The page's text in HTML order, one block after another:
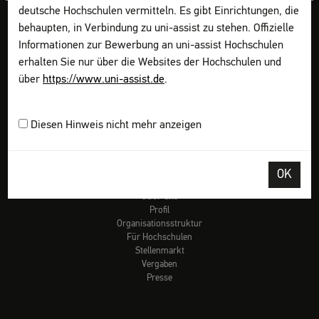
deutsche Hochschulen vermitteln. Es gibt Einrichtungen, die
behaupten, in Verbindung zu uni-assist zu stehen. Offizielle
Informationen zur Bewerbung an uni-assist Hochschulen
erhalten Sie nur über die Websites der Hochschulen und
über https://www.uni-assist.de.
Diesen Hinweis nicht mehr anzeigen
OK
Checklisten
Links
Video-Tutorials
FAQ
Dokumente sammeln
Online bewerben
Über uns
Profil
Organisationsstruktur
Für Hochschulen
Stellenmarkt
Vergaben
Presse